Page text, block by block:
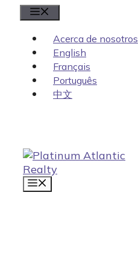
Saltar
contenidoAcerca de nosotros
English
Français
Português
中文